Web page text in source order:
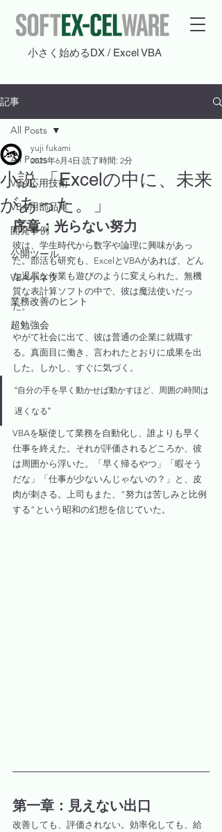
​小さく始めるDX / Excel VBA
記事
All Posts
VBA応用技術
VBA用部品庫
開発事例
公開ツール
VBA小ネタ
業務改善のヒント
超勉強会
All Posts
小説 「Excelの中に、未来
があった。」
yuji fukami
2025年6月4日 読了時間: 2分
序章：光らない努力
彼は、学生時代から数字や論理に興味があっ
た。部活も研究も、ExcelとVBAがあれば、どん
な退屈な作業も遊びのように変えられた。無機
質な表計算ソフトの中で、彼は魔法使いだっ
た。
やがて社会に出て、彼は普通の企業に就職す
る。真面目に働き、言われたとおりに成果を出
した。しかし、すぐに気づく。
“自分の手を早く動かせば動かすほど、周囲の時間は
遅くなる”
VBAを駆使して業務を自動化し、誰よりも早く
仕事を終えた。それが評価されるどころか、彼
は周囲から浮いた。「早く帰るやつ」「暇そう
だな」「仕事が少ないんじゃないの？」と、皮
肉が刺さる。上司もまた、“努力は苦しみと比例
する”という昭和の幻想を信じていた。
第一章：見えない出口
改善しても、評価されない。効率化しても、給